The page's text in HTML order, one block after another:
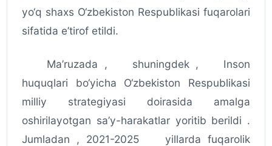
yo‘q shaxs O‘zbekiston Respublikasi fuqarolari
sifatida e’tirof etildi.
Ma’ruzada , shuningdek , Inson
huquqlari bo‘yicha O‘zbekiston Respublikasi
milliy strategiyasi doirasida amalga
oshirilayotgan sa’y-harakatlar yoritib berildi .
Jumladan , 2021-2025 yillarda fuqarolik